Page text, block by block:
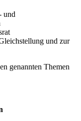
und
und zur
genannten Themen